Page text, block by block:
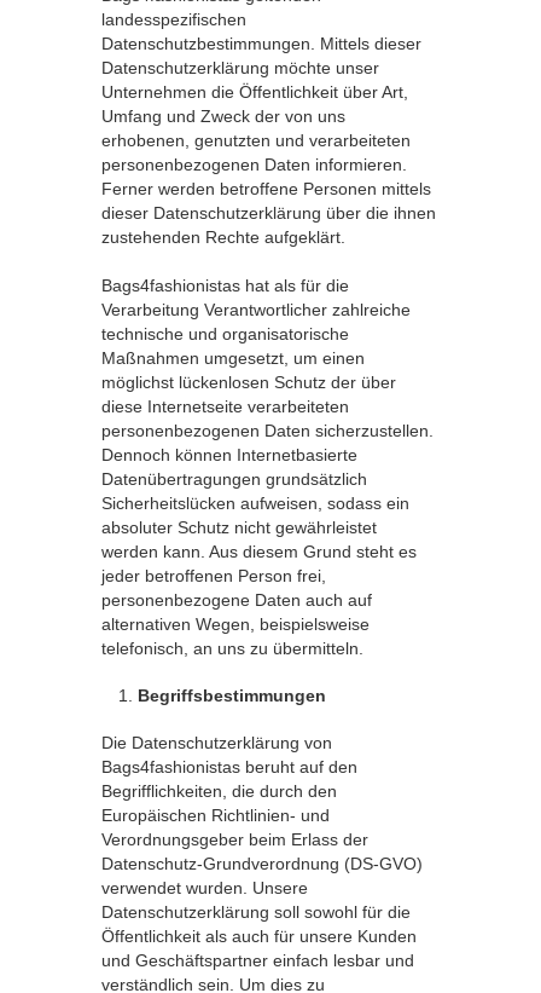
landesspezifischen
Datenschutzbestimmungen. Mittels dieser
Datenschutzerklärung möchte unser
Unternehmen die Öffentlichkeit über Art,
Umfang und Zweck der von uns
erhobenen, genutzten und verarbeiteten
personenbezogenen Daten informieren.
Ferner werden betroffene Personen mittels
dieser Datenschutzerklärung über die ihnen
zustehenden Rechte aufgeklärt.
Bags4fashionistas hat als für die
Verarbeitung Verantwortlicher zahlreiche
technische und organisatorische
Maßnahmen umgesetzt, um einen
möglichst lückenlosen Schutz der über
diese Internetseite verarbeiteten
personenbezogenen Daten sicherzustellen.
Dennoch können Internetbasierte
Datenübertragungen grundsätzlich
Sicherheitslücken aufweisen, sodass ein
absoluter Schutz nicht gewährleistet
werden kann. Aus diesem Grund steht es
jeder betroffenen Person frei,
personenbezogene Daten auch auf
alternativen Wegen, beispielsweise
telefonisch, an uns zu übermitteln.
Begriffsbestimmungen
Die Datenschutzerklärung von
Bags4fashionistas beruht auf den
Begrifflichkeiten, die durch den
Europäischen Richtlinien- und
Verordnungsgeber beim Erlass der
Datenschutz-Grundverordnung (DS-GVO)
verwendet wurden. Unsere
Datenschutzerklärung soll sowohl für die
Öffentlichkeit als auch für unsere Kunden
und Geschäftspartner einfach lesbar und
verständlich sein. Um dies zu